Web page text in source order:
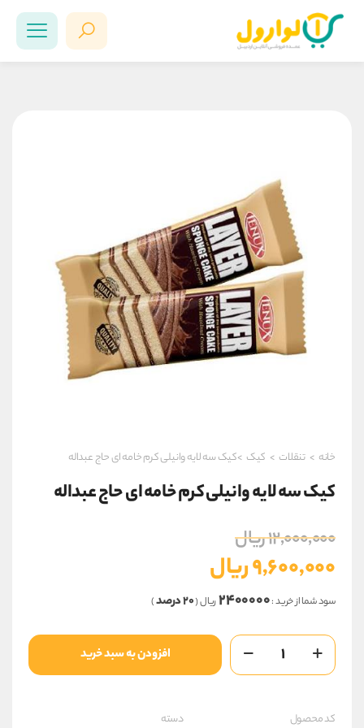
خانه > تنقلات > کیک >کیک سه لایه وانیلی کرم خامه ای حاج عبداله
کیک سه لایه وانیلی کرم خامه ای حاج عبداله
۱۲,۰۰۰,۰۰۰ریال اصلی
بود.
۹,۶۰۰,۰۰۰ریال
قیمت
فعلی
۹,۶۰۰,۰۰۰ ریال
است.
سود شما از خرید :۲۴۰۰۰۰۰ریال (۲۰ درصد )
کیک
لایه
خامه
افزودن به سبد خرید
کد محصول دسته